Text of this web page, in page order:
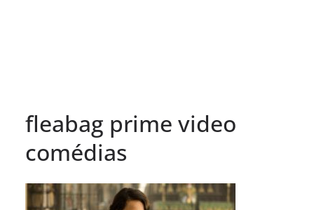
fleabag prime video
comédias